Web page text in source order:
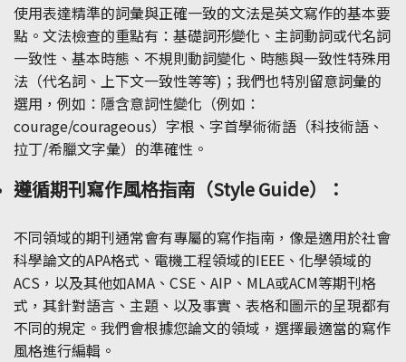
使用表達精準的詞彙與正確一致的文法是英文寫作的基本要
點。文法檢查的重點有：基礎詞形變化、主詞動詞或代名詞
一致性、基本時態、不規則動詞變化、時態與一致性特殊用
法（代名詞、上下文一致性等等)；我們也特別留意詞彙的
選用，例如：隱含意詞性變化（例如：
courage/courageous）字根、字首學術術語（科技術語、
拉丁/希臘文字彙）的準確性。
遵循期刊寫作風格指南（Style Guide）：
不同領域的期刊通常會有專屬的寫作指南，像是適用於社會
科學論文的APA格式、電機工程領域的IEEE、化學領域的
ACS，以及其他如AMA、CSE、AIP、MLA或ACM等期刊格
式，其針對語言、主題、以及事實、表格和圖示的呈現都有
不同的規定。我們會根據您論文的領域，選擇最適當的寫作
風格進行編輯。